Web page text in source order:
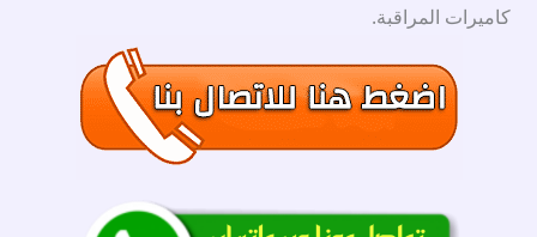
كاميرات المراقبة.